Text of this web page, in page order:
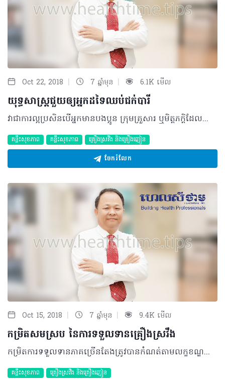
Oct 22, 2018 | 7 ឆ្នាំមុន | 6.1K មើល
យុទ្ធសាស្ត្រជួយឲ្យអ្នកដទៃឈប់ជក់បារី
វាជាការល្អប្រសិនបើអ្នកមានបងប្អូន ក្រុមគ្រួសារ ឬមិត្តភក្តិដែលព្យាយាមផ្តាច់បារីតែពួកគាត់ពិបាកក្នុងការផ្តាច់ ហើយត្រូវការជំនួយពីអ្នក។ ពិតណាស់ដែលថាការផ្តាច់បារី វាពុំមែនជាការងាយស្រួលក្នុងការអនុវត្ត សំខាន់អ្នកបានយល់ដឹងច្បាស់អំពីវិធីសាស្ត្រត្រឹមត្រូវ ទទួលបានព័ត៌មានគ្រប់គ្រាន់ និងការគាំទ្រពីក្រុមគ្រួសារ។ ខាងក្រោមនេះ ជាយុទ្ធសាស្ត្រជួយឲ្យអ្នកដទៃឈប់ជក់បារី៖ • ធ្វើជាគំរូល្អដល់ប្រជាពលរដ្ឋ​ ក្រុមគ្រួសារ និងមិត្តភក្តិ • ចេះចែករំលែកបទពិសោធន៍ជាមួយអ្នកដទៃ • មិនបង្ខំអ្នកដទៃឲ្យធ្វើតាមខ្លួន • មានគំនិតសុទិដ្ឋិនិយមជានិច្ច • ចូលរួមលើកកម្ពស់បរិយាកាសគ្មានផ្សែង • អនុវត្តយ៉ាងសកម្មក្នុងសកម្មភាព ដើម្បីអប់រំ និងកាត់បន្ថយការប្រើប្រាស់ថ្នាំជក់។ មិនតែប៉ុណ្ណោះសមាជិកគ្រួសារ និងមិត្តភក្តិគឺជាប្រភពដ៏សំខាន់ក្នុងការលើកទឹកចិត្ត ផ្តល់នូវកម្លាំងចិត្តក្នុងការផ្តាច់បារី។ អ្នកអាចប្រើប្រាស់វិធីសាស្ត្របន្ថែមទៀតដើម្បីជួយពួកគាត់ រួមមាន៖ • ចូលរួមសរសើរលើកទឹកចិត្តឲ្យគាត់ឈប់ជក់បារី • មានចិត្តអំណត់ពេលគាត់មានអាការៈញៀន • ផ្តល់រង្វាន់ដល់គាត់ដើម្បីឲ្យឈប់ជក់បារី • ចូលរួមជាមួយគាត់ក្នុងសកម្មភាពដែលមិនមែនជាការជក់បារី ដូចជាការដើរកម្សាន្ត និងការហាត់ប្រាណជាដើម។ បកស្រាយដោយ​៖ វេជ្ជបណ្ឌិត ឡាក់ ឡេង នាយករងនៃមជ្ឈមណ្ឌលជាតិលើកកម្ពស់សុខភាព ©2018 រក្សាសិទ្ធិគ្រប់យ៉ាង​ដោយ Healthtime Corporation ចំពោះគ្រប់អត្ថបទដោយគ្មានផ្នែកណាមួយត្រូវបោះពុម្ពផ្សាយចូលប្រព័ន្ធអ៊ីនធឺណែត ឧបករណ៍អេឡិចត្រូនិក អាត់ជាសំឡេង ឬថតចំលងគ្រប់រូបភាពដោយគ្មានការអនុញ្ញាតឡើយ
គន្លឹះសុខភាព គន្លឹះសុខភាព គ្រឿងស្រវឹង​ និងគ្រឿងញៀន
ចែករំលែក
Oct 15, 2018 | 7 ឆ្នាំមុន | 9.4K មើល
កម្រិតសមស្រប នៃការទទួលទានគ្រឿងស្រវឹង
កម្រិតការទទួលទានភាគច្រើនតែងត្រូវបានកំណត់តាមលក្ខខណ្ឌផ្សេងៗនៃដំណើរការសរីរាង្គកាយ ដើម្បីទទួលបានគុណសម្បត្តិ និងកាត់បន្ថយគុណវិបត្តិមួយចំនួន។ ដោយឡែក ការទទួលទានគ្រឿងស្រវឹងក៏មិនខុសគ្នាដែរ ដូច្នេះ អ្នកចាំបាច់ត្រូវដឹងច្បាស់ពីស្តង់ដាក្នុងការទទួលទាន ក៏ដូចជាវិធីសាស្ត្រដែលអាចជួយអ្នកឲ្យទទួលទានបានតិច។ ស្តង់ដានៃការទទួលទានគ្រឿងស្រវឹង • មួយស្តង់ដាគ្រឿងស្រវឹងដែលទទួលទាន គឺ១០-១៤ក្រាម នៃជាតិអាល់កុលសុទ្ធ • គ្រឿងស្រវឹងផ្សេងគ្នា ផ្ទុកនូវបរិមាណនៃជាតិអាល់កុលសុទ្ធខុសៗគ្នា។ ខាងក្រោមនេះ ជាគំរូនៃស្តង់ដាគ្រឿងស្រវឹង ចំពោះផលិតផលគ្រឿងស្រវឹងខ្លះ ដែលអ្នកងាយចងចាំ៖ • ១កំប៉ុង នៃស្រាបៀរដែលមានរសជាតិស្រាល (កម្រិតជាតិអាល់កុល២.៧%)= ០.៨ ស្តង់ដា • ១កំប៉ុង នៃស្រាបៀរដែលមានរសជាតិមធ្យម (កម្រិតជាតិអាល់កុល៣.៥%) = ១ស្តង់ដា • ១កំប៉ុង នៃស្រាបៀrដែលមានរសជាតិខ្លាំង (កម្រិតជាតិអាល់កុល ៤.៩%) = ១.៥ស្តង់ដា ផលិតផលគ្រឿងស្រវឹងជាច្រើនបានបង្ហាញពីបរិមាណជាតិអាល់កុលជាក្រាមដែលមានក្នុងដប ឬកំប៉ុង។ អ្នកអាចចែកបរិមាណនេះនឹង១០ នោះ អ្នកនឹងរកឃើញចំនួនស្តង់ដា ក្នុង១ដប ឬ១កំប៉ុង ឧទាហរណ៍ ស្រា១ប្រភេទ បង្ហាញប្រាប់២៥០ក្រាម បរិមាណជាតិអាល់កុលក្នុង១ដប ចំណុះ៧៥០មីលីលីត្រ ដូច្នេះ១ដបស្រានេះ ស្មើនឹង២៥ស្តង់ដា។ គោលការណ៍ណែនាំសម្រាប់ការទទួលទាន ដើម្បីឲ្យមានគ្រោះថ្នាក់តិច ដើម្បីឲ្យមានផលប៉ះពាល់សុខភាពយូរអង្វែងកម្រិតទាប ការទទួលទានគ្រឿងស្រវឹងគួរប្រព្រឹត្តទៅតាម គោលការណ៍ណែនាំខាងក្រោម៖ សម្រាប់បុរស • ជាមធ្យមមិនត្រូវលើសពី ៤ស្តង់ដានៃគ្រឿងស្រវឹង ក្នុង១ថ្ងៃ • មិនត្រូវលើសពី២៨ស្តង់ដានៃគ្រឿងស្រវឹងក្នុង១សប្តាហ៍ • ២ ឬ៣ ថ្ងៃ ក្នុង១សប្តាហ៍ ដែលមិនទទួលទានគ្រឿងស្រវឹងសោះ។ សម្រាប់នារី • ជាមធ្យមមិនត្រូវលើសពី ២ស្តង់ដានៃគ្រឿងស្រវឹង ក្នុង១ថ្ងៃ • មិនត្រូវលើសពី១៤ស្តង់ដានៃគ្រឿងស្រវឹងក្នុង១សប្តាហ៍ • ២ ឬ៣ ថ្ងៃ ក្នុង១សប្តាហ៍ ដែលមិនទទួលទានគ្រឿងស្រវឹងសោះ។ ដើម្បីឲ្យមានផលប៉ះពាល់ភ្លាមៗកម្រិតទាប ការទទួលទានគ្រឿងស្រវឹង គួរប្រព្រឹត្តទៅតាមគោលការណ៍ណែនាំខាងក្រោម៖ សម្រាប់បុរស៖ • ជាមធ្យមមិនត្រូវលើសពី ៦ស្តង់ដានៃគ្រឿងស្រវឹងទេ ក្នុង១ថ្ងៃ និងមិនលើសពី៣ថ្ងៃក្នុង១សប្តាហ៍ • ត្រូវទទួលទានគ្រឿងស្រវឹងដោយសន្សឹមៗមិនត្រូវលើសពី២ស្តង់ដានៃគ្រឿងស្រវឹងក្នុងម៉ោងដំបូង និងមិនលើសពី១ស្តង់ដាក្នុងម៉ោងបន្ទាប់។ ការទទួលទានគ្រឿងស្រវឹងហួសប្រមាណ • ជាការទទួលទានគ្រឿងស្រវឹងច្រើនក្នុងរយៈពេលខ្លីមួយ ឬការបន្តទទួលទានច្រើនថ្ងៃ ឬច្រើនសប្តាហ៍ជាប់ៗគ្នា • មានគ្រោះថ្នាក់ណាស់ ព្រោះវាបណ្តាលឲ្យមានការពុលភ្លាមៗ ធ្ងន់ធ្ងរ និងនាំទៅរកស្ថានភាពគ្រោះថ្នាក់ • ផលប៉ះពាល់ ជារឿយៗនៃការទទួលទានគ្រឿងស្រវឹងហួសប្រមាណគឺ សភាពធីងធោង ឈឺក្បាល ចង្អោរ ញ័រខ្លួនប្រាណ និងក្អួត។ អ្នកដែលមិនអាចទទួលទានគ្រឿងស្រវឹងបាន • អ្នកដែលកំពុងព្យាបាលដោយថ្នាំពេទ្យ • ស្ត្រីមានផ្ទៃពោះ • អ្នកដែលត្រូវបើកបរ • អ្នកបញ្ជាម៉ាស៊ីន • ក្មេងអាយុក្រោម១៨ឆ្នាំ។ វិធីសាស្ត្ រដើម្បីទទួលទានគ្រឿងស្រវឹងបានតិច • ចាប់ផ្តើមទទួលទានភេសជ្ជៈដែលមិនមែនជាគ្រឿងស្រវឹងមុន • ទទួលទានអាហារមុន ឬអំឡុងពេលអ្នកទទួលទានគ្រឿងស្រវឹង • សាកល្បងការទទួលទានគ្រឿងស្រវឹងកម្រិតស្រាលជំនួស • កត់ត្រាទុកនូវបរិមាណគ្រឿងស្រវឹងដែលអ្នកបានទទួលទាន • ប្រើប្រាស់ស្តង់ដានៃការទទួលទានគ្រឿងស្រវឹង • ចៀសវាងការទទួលទានដោយលើកអកបណ្តាក់គ្នា • ចៀសវាងទទួលទានគ្រឿងក្លែមប្រៃ • កំណត់ល្បឿនទទួលទានដោយខ្លួនឯង • មិនទទួលទានគ្រឿងស្រវឹងសោះនៅថ្ងៃខ្លះ • ត្រូវមានគោលការណ៍ខ្លួនឯង • ធ្វើខ្លួនឲ្យរវល់។ បកស្រាយដោយ ៖ វេជ្ជបណ្ឌិត ឡាក់ ឡេង នាយករងនៃមជ្ឈមណ្ឌលជាតិលើកកម្ពស់សុខភាព ©2018 រក្សាសិទ្ធិគ្រប់យ៉ាង​ដោយ Healthtime Corporation ចំពោះគ្រប់អត្ថបទដោយគ្មានផ្នែកណាមួយត្រូវបោះពុម្ពផ្សាយចូល ប្រព័ន្ធអ៊ីនធឺណែតឧបករណ៍អេឡិចត្រូនិកអាត់ជាសំឡេងឬថតចំលងគ្រប់រូបភាពដោយគ្មានការអនុញ្ញាតឡើយ
គន្លឹះសុខភាព គ្រឿងស្រវឹង​ និងគ្រឿងញៀន